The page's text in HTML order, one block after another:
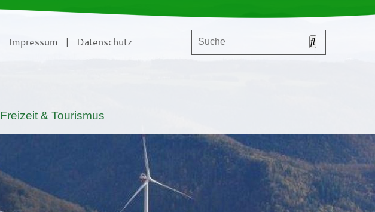
Impressum | Datenschutz
Freizeit & Tourismus